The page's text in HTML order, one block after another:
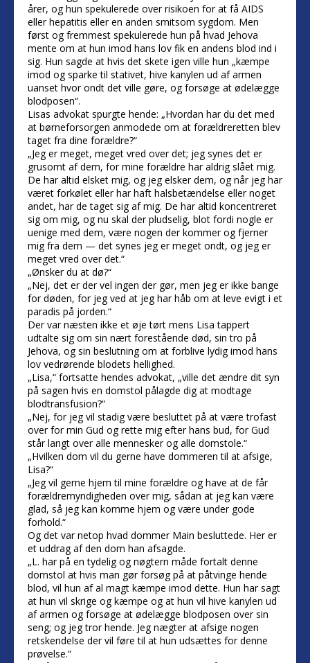
årer, og hun spekulerede over risikoen for at få AIDS
eller hepatitis eller en anden smitsom sygdom. Men
først og fremmest spekulerede hun på hvad Jehova
mente om at hun imod hans lov fik en andens blod ind i
sig. Hun sagde at hvis det skete igen ville hun „kæmpe
imod og sparke til stativet, hive kanylen ud af armen
uanset hvor ondt det ville gøre, og forsøge at ødelægge
blodposen“.
Lisas advokat spurgte hende: „Hvordan har du det med
at børneforsorgen anmodede om at forældreretten blev
taget fra dine forældre?“
„Jeg er meget, meget vred over det; jeg synes det er
grusomt af dem, for mine forældre har aldrig slået mig.
De har altid elsket mig, og jeg elsker dem, og når jeg har
været forkølet eller har haft halsbetændelse eller noget
andet, har de taget sig af mig. De har altid koncentreret
sig om mig, og nu skal der pludselig, blot fordi nogle er
uenige med dem, være nogen der kommer og fjerner
mig fra dem — det synes jeg er meget ondt, og jeg er
meget vred over det.“
„Ønsker du at dø?“
„Nej, det er der vel ingen der gør, men jeg er ikke bange
for døden, for jeg ved at jeg har håb om at leve evigt i et
paradis på jorden.“
Der var næsten ikke et øje tørt mens Lisa tappert
udtalte sig om sin nært forestående død, sin tro på
Jehova, og sin beslutning om at forblive lydig imod hans
lov vedrørende blodets hellighed.
„Lisa,“ fortsatte hendes advokat, „ville det ændre dit syn
på sagen hvis en domstol pålagde dig at modtage
blodtransfusion?“
„Nej, for jeg vil stadig være besluttet på at være trofast
over for min Gud og rette mig efter hans bud, for Gud
står langt over alle mennesker og alle domstole.“
„Hvilken dom vil du gerne have dommeren til at afsige,
Lisa?“
„Jeg vil gerne hjem til mine forældre og have at de får
forældremyndigheden over mig, sådan at jeg kan være
glad, så jeg kan komme hjem og være under gode
forhold.“
Og det var netop hvad dommer Main besluttede. Her er
et uddrag af den dom han afsagde.
„L. har på en tydelig og nøgtern måde fortalt denne
domstol at hvis man gør forsøg på at påtvinge hende
blod, vil hun af al magt kæmpe imod dette. Hun har sagt
at hun vil skrige og kæmpe og at hun vil hive kanylen ud
af armen og forsøge at ødelægge blodposen over sin
seng; og jeg tror hende. Jeg nægter at afsige nogen
retskendelse der vil føre til at hun udsættes for denne
prøvelse.“